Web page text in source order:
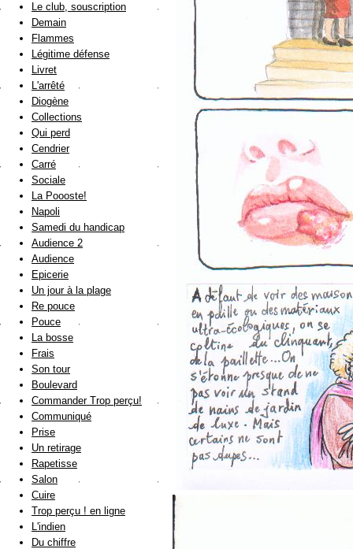
Le club, souscription
Demain
Flammes
Légitime défense
Livret
L'arrêté
Diogène
Collections
Qui perd
Cendrier
Carré
Sociale
La Poooste!
Napoli
Samedi du handicap
Audience 2
Audience
Epicerie
Un jour à la plage
Re pouce
Pouce
La bosse
Frais
Son tour
Boulevard
Commander Trop perçu!
Communiqué
Prise
Un retirage
Rapetisse
Salon
Cuire
Trop perçu ! en ligne
L'indien
Du chiffre